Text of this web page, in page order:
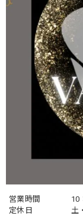
営業時間
10
定休日
土